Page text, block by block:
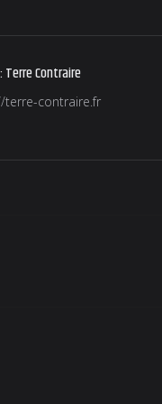
Terre Contraire
terre-contraire.fr